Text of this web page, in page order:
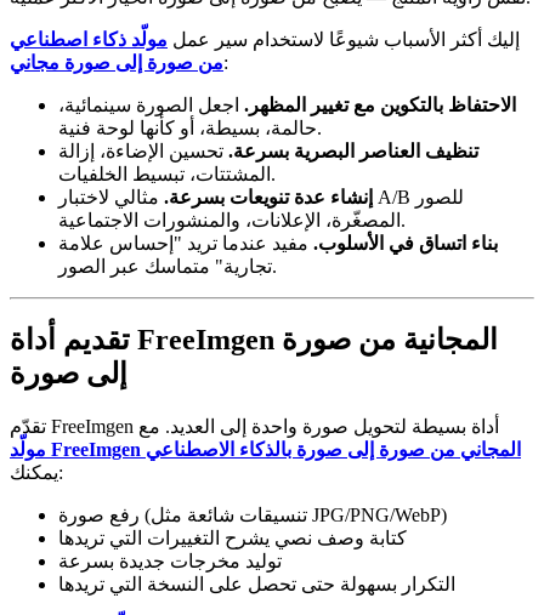
إليك أكثر الأسباب شيوعًا لاستخدام سير عمل مولّد ذكاء اصطناعي
من صورة إلى صورة مجاني:
الاحتفاظ بالتكوين مع تغيير المظهر. اجعل الصورة سينمائية،
حالمة، بسيطة، أو كأنها لوحة فنية.
تنظيف العناصر البصرية بسرعة. تحسين الإضاءة، إزالة
المشتتات، تبسيط الخلفيات.
إنشاء عدة تنويعات بسرعة. مثالي لاختبار A/B للصور
المصغّرة، الإعلانات، والمنشورات الاجتماعية.
بناء اتساق في الأسلوب. مفيد عندما تريد "إحساس علامة
تجارية" متماسك عبر الصور.
تقديم أداة FreeImgen المجانية من صورة
إلى صورة
تقدّم FreeImgen أداة بسيطة لتحويل صورة واحدة إلى العديد. مع
مولّد FreeImgen المجاني من صورة إلى صورة بالذكاء الاصطناعي
يمكنك:
رفع صورة (تنسيقات شائعة مثل JPG/PNG/WebP)
كتابة وصف نصي يشرح التغييرات التي تريدها
توليد مخرجات جديدة بسرعة
التكرار بسهولة حتى تحصل على النسخة التي تريدها